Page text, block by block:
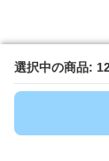
選択中の商品:
選択中の商品: